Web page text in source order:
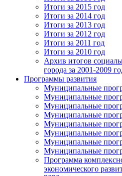
Итоги за 2015 год
Итоги за 2014 год
Итоги за 2013 год
Итоги за 2012 год
Итоги за 2011 год
Итоги за 2010 год
Архив итогов
города за 2001-2009
Программы развития
Муниципальные
Муниципальные
Муниципальные
Муниципальные
Муниципальные
Муниципальные
Муниципальные
Муниципальные
Программа
экономического